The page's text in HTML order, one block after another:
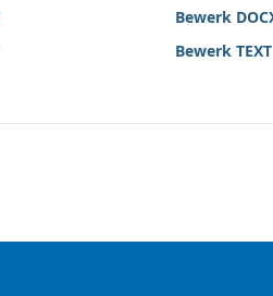
Bewerk
Bewerk TEXT